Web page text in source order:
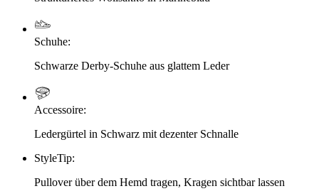
Schuhe:
Schwarze Derby-Schuhe aus glattem Leder
Accessoire:
Ledergürtel in Schwarz mit dezenter Schnalle
StyleTip:
Pullover über dem Hemd tragen, Kragen sichtbar lassen